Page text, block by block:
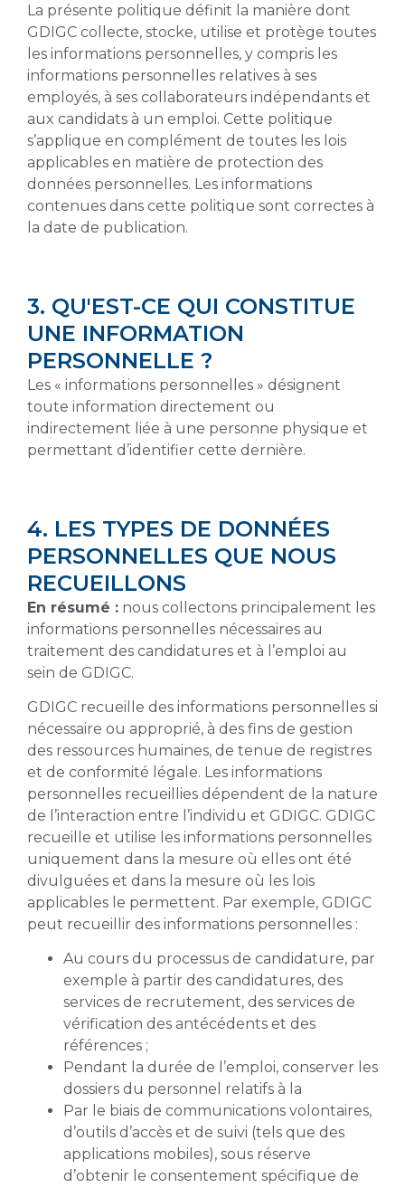
La présente politique définit la manière dont
GDIGC collecte, stocke, utilise et protège toutes
les informations personnelles, y compris les
informations personnelles relatives à ses
employés, à ses collaborateurs indépendants et
aux candidats à un emploi. Cette politique
s’applique en complément de toutes les lois
applicables en matière de protection des
données personnelles. Les informations
contenues dans cette politique sont correctes à
la date de publication.
3. QU'EST-CE QUI CONSTITUE
UNE INFORMATION
PERSONNELLE ?
Les « informations personnelles » désignent
toute information directement ou
indirectement liée à une personne physique et
permettant d’identifier cette dernière.
4. LES TYPES DE DONNÉES
PERSONNELLES QUE NOUS
RECUEILLONS
En résumé : nous collectons principalement les
informations personnelles nécessaires au
traitement des candidatures et à l’emploi au
sein de GDIGC.
GDIGC recueille des informations personnelles si
nécessaire ou approprié, à des fins de gestion
des ressources humaines, de tenue de registres
et de conformité légale. Les informations
personnelles recueillies dépendent de la nature
de l’interaction entre l’individu et GDIGC. GDIGC
recueille et utilise les informations personnelles
uniquement dans la mesure où elles ont été
divulguées et dans la mesure où les lois
applicables le permettent. Par exemple, GDIGC
peut recueillir des informations personnelles :
Au cours du processus de candidature, par
exemple à partir des candidatures, des
services de recrutement, des services de
vérification des antécédents et des
références ;
Pendant la durée de l’emploi, conserver les
dossiers du personnel relatifs à la
Par le biais de communications volontaires,
d’outils d’accès et de suivi (tels que des
applications mobiles), sous réserve
d’obtenir le consentement spécifique de